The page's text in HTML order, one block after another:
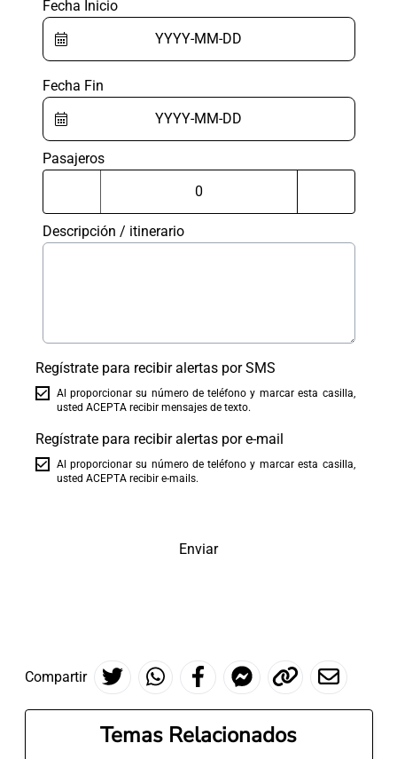
Fecha Inicio
Fecha Fin
Pasajeros
Descripción / itinerario
Regístrate para recibir alertas por SMS
Al proporcionar su número de teléfono y marcar esta casilla,
usted ACEPTA recibir mensajes de texto.
Regístrate para recibir alertas por e-mail
Al proporcionar su número de teléfono y marcar esta casilla,
usted ACEPTA recibir e-mails.
Enviar
Compartir
Temas Relacionados